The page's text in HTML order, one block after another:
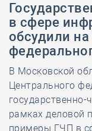
в сфере
обсудили
В Московской
Центрального
рамках деловой
примеры ГЧП в